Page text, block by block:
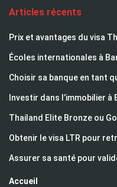
Articles récents
Prix et avantages du visa
Écoles internationales à
Choisir sa banque en tant
Investir dans l’immobilier à
Thailand Elite Bronze ou
Obtenir le visa LTR pour
Assurer sa santé pour
Accueil